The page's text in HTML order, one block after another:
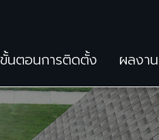
ขั้นตอนการติดตั้ง ผลงาน